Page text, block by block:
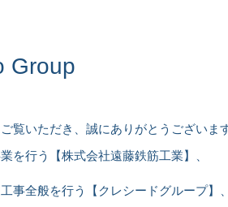
Group
覧いただき、誠にありがとうございます
を行う【株式会社遠藤鉄筋工業】、
事全般を行う【クレシードグループ】、